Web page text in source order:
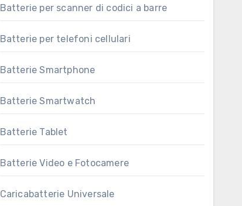
Batterie per scanner di codici a barre
Batterie per telefoni cellulari
Batterie Smartphone
Batterie Smartwatch
Batterie Tablet
Batterie Video e Fotocamere
Caricabatterie Universale